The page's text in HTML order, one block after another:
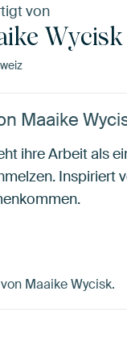
von
Wycisk
Maaike
ihre Arbeit als
Inspiriert
Maaike Wycisk.